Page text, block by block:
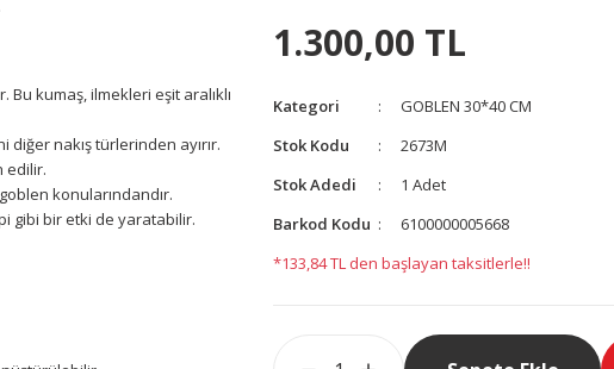
kumaş, ilmekleri eşit aralıklı
diğer nakış türlerinden ayırır.
edilir.
konularındandır.
gibi bir etki de yaratabilir.
1.300,00 TL
Kategori
GOBLEN 30*40 CM
Stok Kodu
2673M
Stok Adedi
1 Adet
Barkod Kodu
6100000005668
*133,84 TL den başlayan taksitlerle!!